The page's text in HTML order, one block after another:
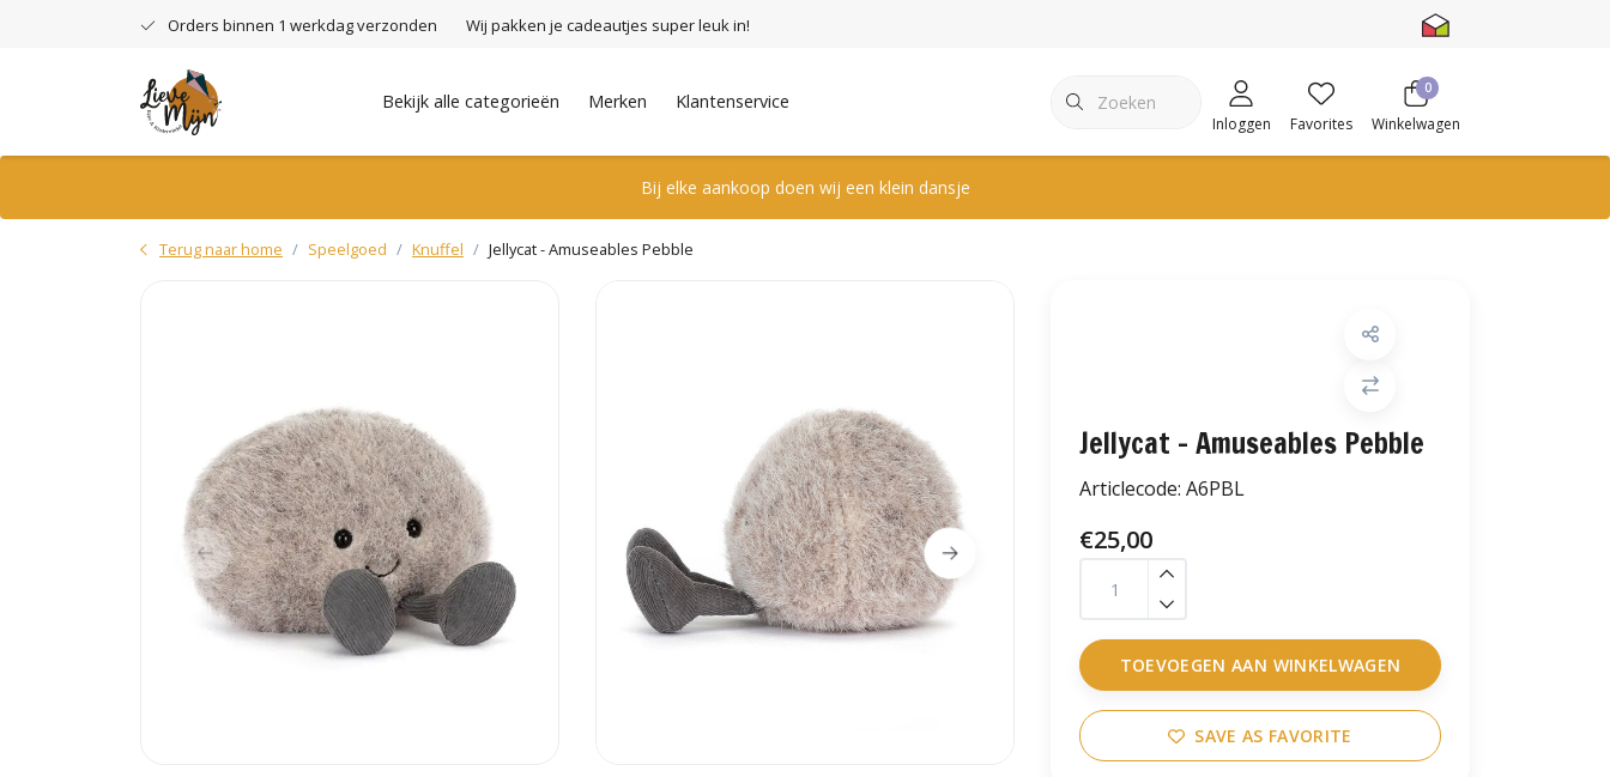
Orders binnen 1 werkdag verzonden Wij pakken je cadeautjes super leuk in!
Bekijk alle categorieën Merken Klantenservice
Inloggen Favorites
0
Winkelwagen
Bij elke aankoop doen wij een klein dansje
Terug naar home Speelgoed Knuffel Jellycat - Amuseables Pebble
Jellycat - Amuseables Pebble
Articlecode: A6PBL
€25,00
TOEVOEGEN AAN WINKELWAGEN
SAVE AS FAVORITE